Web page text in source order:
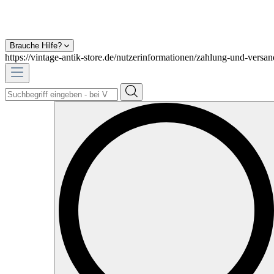
Brauche Hilfe?
https://vintage-antik-store.de/nutzerinformationen/zahlung-und-